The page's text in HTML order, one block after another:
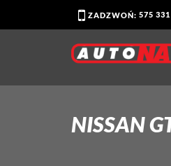
ZADZWOŃ: 575
NISSAN